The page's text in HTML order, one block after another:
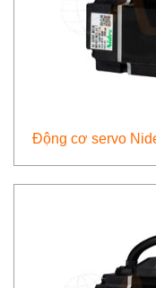
Động cơ servo